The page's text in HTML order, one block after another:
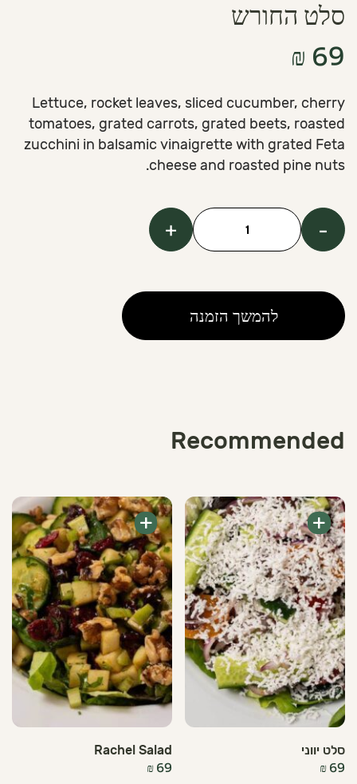
סלט החורש
₪ 69
Lettuce, rocket leaves, sliced cucumber, cherry
tomatoes, grated carrots, grated beets, roasted
zucchini in balsamic vinaigrette with grated Feta
cheese and roasted pine nuts.
כמות
Salad
-
+
להמשך הזמנה
Recommended
סלט יווני
₪ 69
+
Rachel Salad
₪69
+